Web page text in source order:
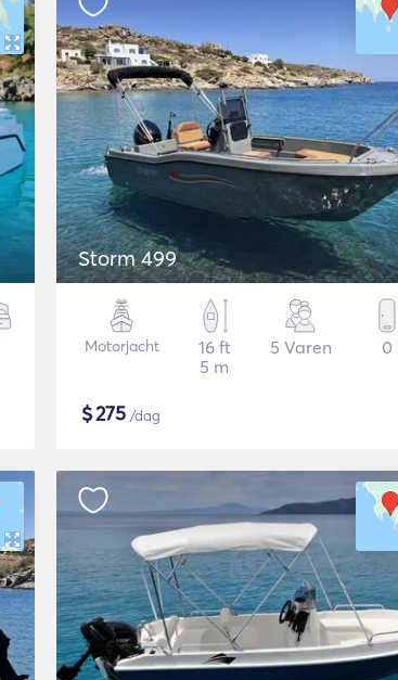
Storm 499
Motorjacht
16 ft
5 m
5 Varen 0
$275 /dag